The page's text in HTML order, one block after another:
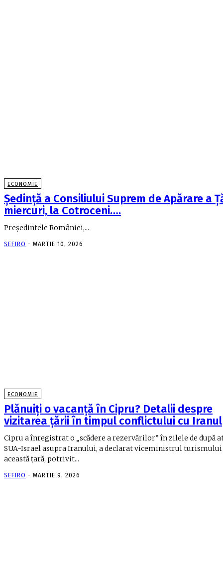
ECONOMIE
Şedinţă a Consiliului Suprem de Apărare a
miercuri, la Cotroceni….
Preşedintele României,...
SEFIRO - MARTIE 10, 2026
ECONOMIE
Plănuiți o vacanță în Cipru? Detalii despre
vizitarea țării în timpul conflictului cu Iranul
Cipru a înregistrat o „scădere a rezervărilor” în zilele de după
SUA-Israel asupra Iranului, a declarat viceministrul
această țară, potrivit...
SEFIRO - MARTIE 9, 2026